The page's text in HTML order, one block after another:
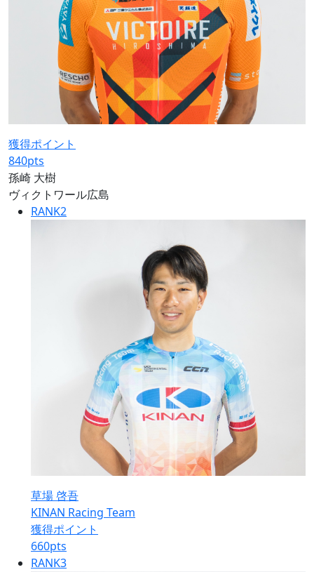
獲得ポイント
840pts
孫崎 大樹
ヴィクトワール広島
RANK2
草場 啓吾
KINAN Racing Team
獲得ポイント
660pts
RANK3